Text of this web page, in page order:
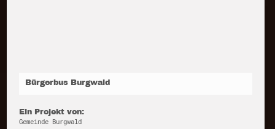
Bürgerbus Burgwald
Ein Projekt von:
Gemeinde Burgwald